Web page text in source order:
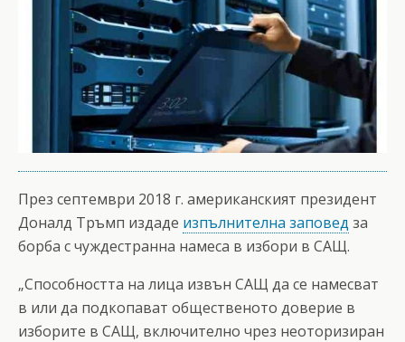
През септември 2018 г. американският президент
Доналд Тръмп издаде изпълнителна заповед за
борба с чуждестранна намеса в избори в САЩ.
„Способността на лица извън САЩ да се намесват
в или да подкопават общественото доверие в
изборите в САЩ, включително чрез неоторизиран